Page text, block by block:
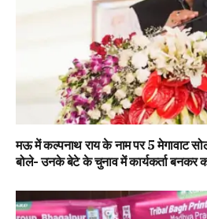
मऊ में कल्पनाथ राय के नाम पर 5 मेगावाट
बोले- उनके बेटे के चुनाव में कार्यकर्ता बनकर